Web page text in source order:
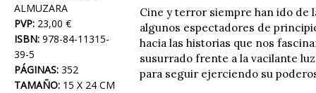
ALMUZARA
PVP: 23,00 €
ISBN: 978-84-11315-
39-5
PÁGINAS: 352
TAMAÑO: 15 X 24 CM
Cine y terror siempre han ido de
algunos espectadores de
hacia las historias que nos
susurrado frente a la vacilante
para seguir ejerciendo su